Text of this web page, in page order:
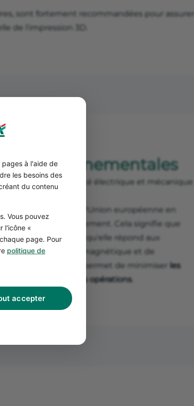
pages à l'aide de
les besoins des
du contenu
Vous pouvez
l'icône «
page. Pour
politique de
accepter
sont fortement recommandées pour assurer
de l'impression 3D.
environnementales
normes de sécurité électrique et mécanique
aux directives de l'Union européenne en
de l'environnement. Cela signifie que
CE, garantissant qu'elle répond aux
électromagnétique et de
de ces normes permet de minimiser les
des opérations.